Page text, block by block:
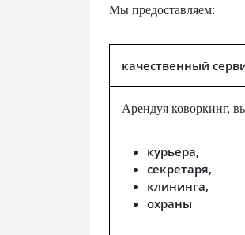
Мы предоставляем:
качественный
Арендуя коворкинг,
курьера,
секретаря,
клининга,
охраны